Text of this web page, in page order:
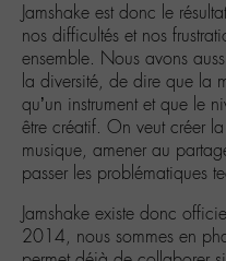
Jamshake est donc le
nos difficultés et nos
ensemble. Nous avons
la diversité, de dire que la
qu’un instrument et que le
être créatif. On veut créer
musique, amener au
passer les problématiques
Jamshake existe donc
2014, nous sommes en